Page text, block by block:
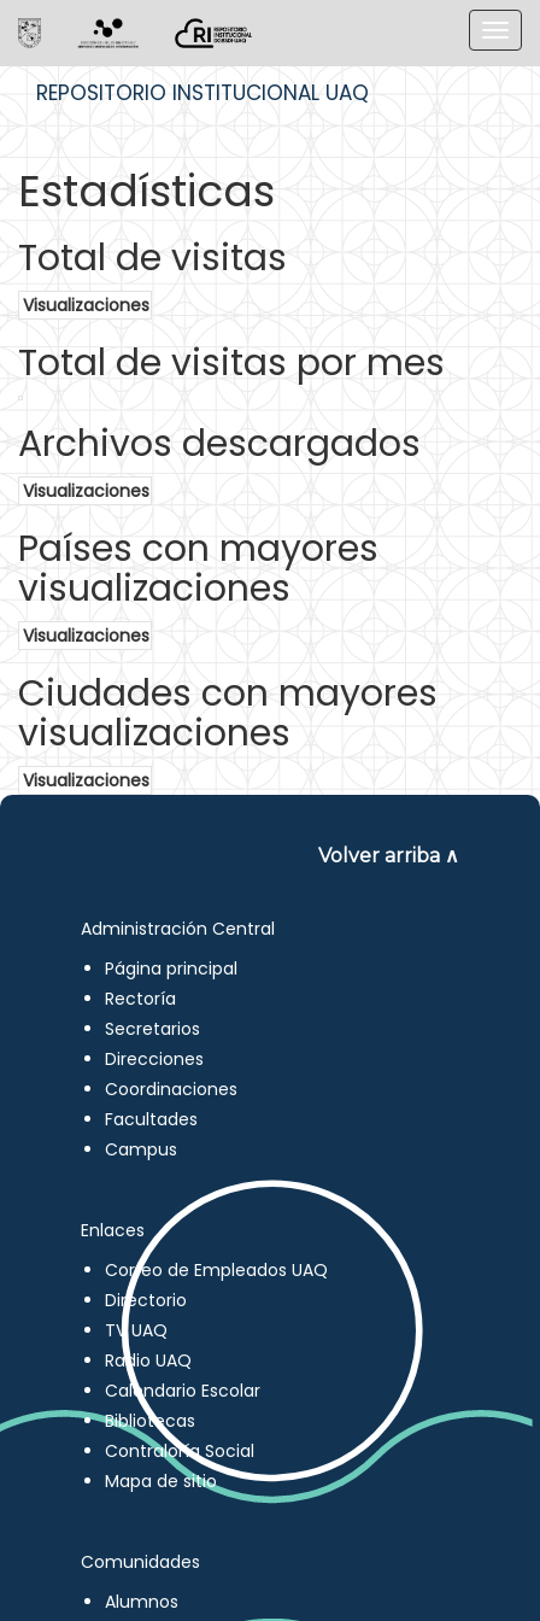
REPOSITORIO INSTITUCIONAL UAQ
Estadísticas
Total de visitas
Visualizaciones
Total de visitas por mes
Archivos descargados
Visualizaciones
Países con mayores
visualizaciones
Visualizaciones
Ciudades con mayores
visualizaciones
Visualizaciones
Volver arriba ∧
Administración Central
Página principal
Rectoría
Secretarios
Direcciones
Coordinaciones
Facultades
Campus
Enlaces
Correo de Empleados UAQ
Directorio
TV UAQ
Radio UAQ
Calendario Escolar
Bibliotecas
Contraloría Social
Mapa de sitio
Comunidades
Alumnos